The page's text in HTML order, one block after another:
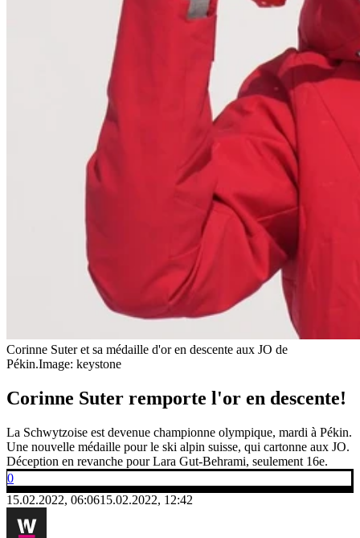
Corinne Suter et sa médaille d'or en descente aux JO de
Pékin.Image: keystone
Corinne Suter remporte l'or en descente!
La Schwytzoise est devenue championne olympique, mardi à Pékin.
Une nouvelle médaille pour le ski alpin suisse, qui cartonne aux JO.
Déception en revanche pour Lara Gut-Behrami, seulement 16e.
0
15.02.2022, 06:0615.02.2022, 12:42